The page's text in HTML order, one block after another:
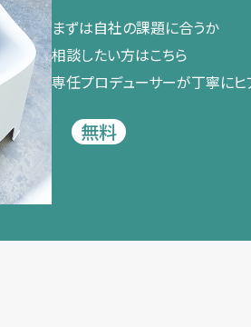
まずは​自社の​課題に​合うか​
相談したい方は​こちら
専任プロデューサーが​丁寧に​ヒ
無料